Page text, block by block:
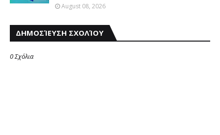
August 08, 2026
ΔΗΜΟΣΊΕΥΣΗ ΣΧΟΛΊΟΥ
0 Σχόλια